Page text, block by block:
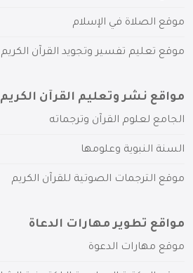
موقع الصلاة في الإسلام
موقع تعليم تفسير وتجويد القرآن الكريم
مواقع نشر وتعليم القرآن الكريم
الجامع لعلوم القرآن وترجماته
السنة النبوية وعلومها
موقع الترجمات الصوتية للقرآن الكريم
مواقع تطوير مهارات الدعاة
موقع مهارات الدعوة